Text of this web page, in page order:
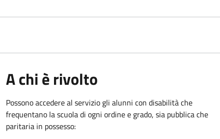
A chi è rivolto
Possono accedere al servizio gli alunni con disabilità che
frequentano la scuola di ogni ordine e grado, sia pubblica che
paritaria in possesso: